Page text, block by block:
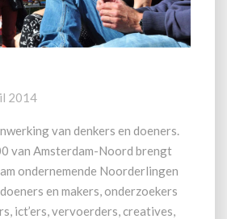
2014
van denkers en doeners.
van Amsterdam-Noord brengt
ondernemende Noorderlingen
en makers, onderzoekers
ict’ers, vervoerders, creatives,